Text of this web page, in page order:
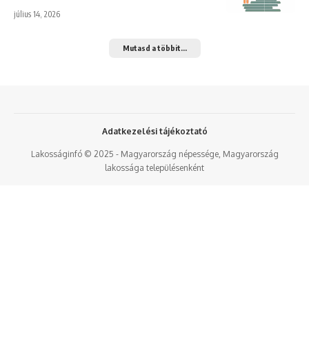
július 14, 2026
Mutasd a többit...
Lakosságinfó © 2025 - Magyarország népessége, Magyarország
lakossága településenként
Adatkezelési tájékoztató